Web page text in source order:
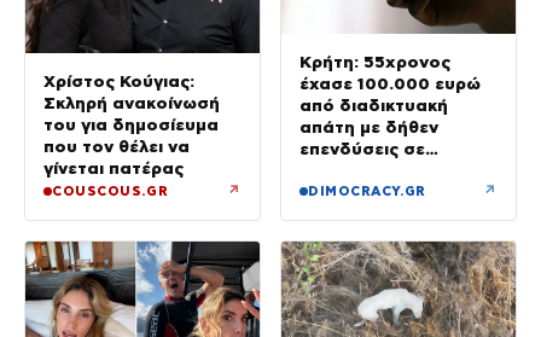
Χρίστος Κούγιας:
Σκληρή ανακοίνωσή
του για δημοσίευμα
που τον θέλει να
γίνεται πατέρας
COUSCOUS.GR ↗
Κρήτη: 55χρονος
έχασε 100.000 ευρώ
από διαδικτυακή
απάτη με δήθεν
επενδύσεις σε
DIMOCRACY.GR ↗